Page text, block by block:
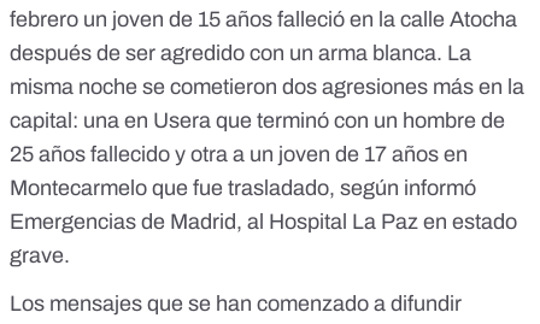
febrero un joven de 15 años falleció en la calle Atocha
después de ser agredido con un arma blanca. La
misma noche se cometieron dos agresiones más en la
capital: una en Usera que terminó con un hombre de
25 años fallecido y otra a un joven de 17 años en
Montecarmelo que fue trasladado, según informó
Emergencias de Madrid, al Hospital La Paz en estado
grave.
Los mensajes que se han comenzado a difundir